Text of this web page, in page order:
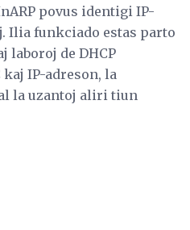
povus identigi IP-
Ilia funkciado estas parto
laboroj de DHCP
IP-adreson, la
la uzantoj aliri tiun